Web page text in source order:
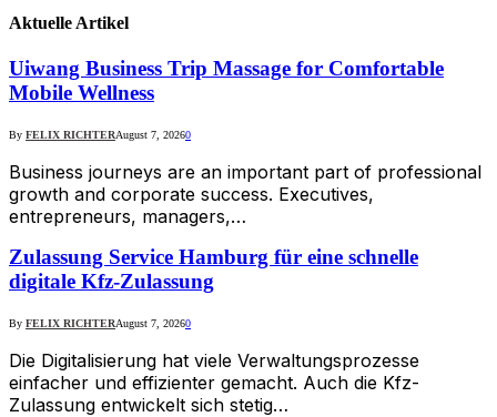
Aktuelle Artikel
Uiwang Business Trip Massage for Comfortable
Mobile Wellness
By FELIX RICHTERAugust 7, 20260
Business journeys are an important part of professional
growth and corporate success. Executives,
entrepreneurs, managers,…
Zulassung Service Hamburg für eine schnelle
digitale Kfz-Zulassung
By FELIX RICHTERAugust 7, 20260
Die Digitalisierung hat viele Verwaltungsprozesse
einfacher und effizienter gemacht. Auch die Kfz-
Zulassung entwickelt sich stetig…